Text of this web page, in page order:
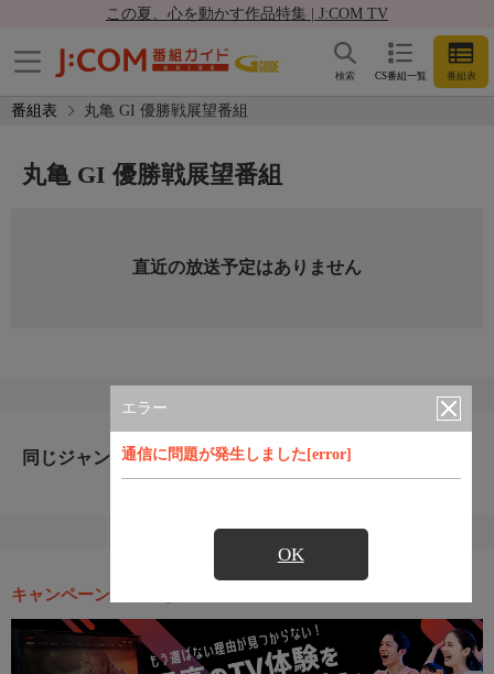
この夏、心を動かす作品特集 | J:COM TV
CS番組一覧 番組表
検索
番組表 丸亀 GI 優勝戦展望番組
エラー
通信に問題が発生しました[error]
OK
丸亀 GI 優勝戦展望番組
直近の放送予定はありません
同じジャンルのおすすめ番組
キャンペーン・お得な情報